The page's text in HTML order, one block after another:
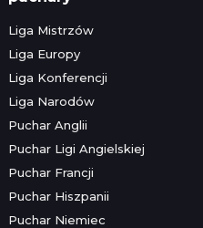
Liga Mistrzów
Liga Europy
Liga Konferencji
Liga Narodów
Puchar Anglii
Puchar Ligi Angielskiej
Puchar Francji
Puchar Hiszpanii
Puchar Niemiec